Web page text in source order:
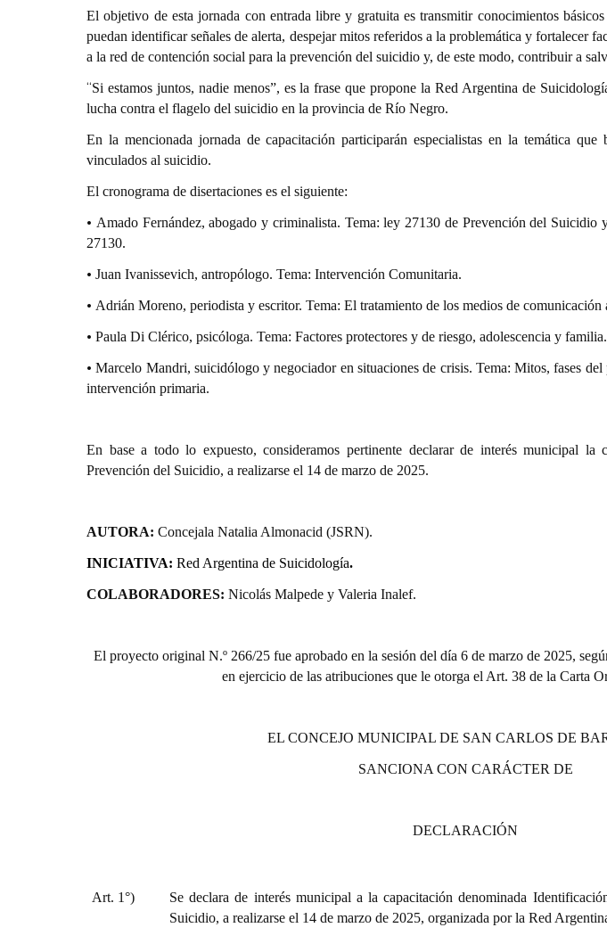
El objetivo de esta jornada con entrada libre y gratuita es transmitir conocimientos
puedan identificar señales de alerta, despejar mitos referidos a la problemática y fortalecer
a la red de contención social para la prevención del suicidio y, de este modo, contribuir a
“Si estamos juntos, nadie menos”, es la frase que propone la Red Argentina de
lucha contra el flagelo del suicidio en la provincia de Río Negro.
En la mencionada jornada de capacitación participarán especialistas en la temática que
vinculados al suicidio.
El cronograma de disertaciones es el siguiente:
• Amado Fernández, abogado y criminalista. Tema: ley 27130 de Prevención del
27130.
• Juan Ivanissevich, antropólogo. Tema: Intervención Comunitaria.
• Adrián Moreno, periodista y escritor. Tema: El tratamiento de los medios de comunicación
• Paula Di Clérico, psicóloga. Tema: Factores protectores y de riesgo, adolescencia y familia.
•Marcelo Mandri, suicidólogo y negociador en situaciones de crisis. Tema: Mitos, fases del
intervención primaria.
En base a todo lo expuesto, consideramos pertinente declarar de interés municipal la
Prevención del Suicidio, a realizarse el 14 de marzo de 2025.
AUTORA: Concejala Natalia Almonacid (JSRN).
INICIATIVA: Red Argentina de Suicidología.
COLABORADORES: Nicolás Malpede y Valeria Inalef.
El proyecto original N.º 266/25 fue aprobado en la sesión del día 6 de marzo de 2025,
en ejercicio de las atribuciones que le otorga el Art. 38 de la Carta
EL CONCEJO MUNICIPAL DE SAN CARLOS DE
SANCIONA CON CARÁCTER DE
DECLARACIÓN
Art. 1°) Se declara de interés municipal a la capacitación denominada
Suicidio, a realizarse el 14 de marzo de 2025, organizada por la Red